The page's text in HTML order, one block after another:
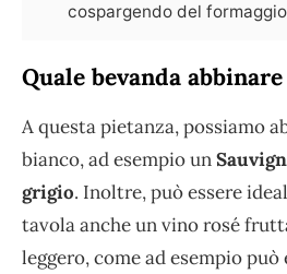
cospargendo del
Quale bevanda abbinare
A questa pietanza, possiamo
bianco, ad esempio un
grigio. Inoltre, può essere
tavola anche un vino rosé
leggero, come ad esempio può